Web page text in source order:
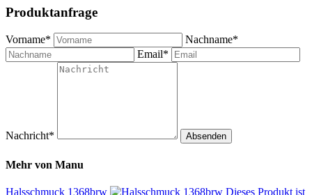
Produktanfrage
Vorname*
Nachname*
Email*
Nachricht* Absenden
Mehr von Manu
Halsschmuck 1368brw Dieses Produkt ist